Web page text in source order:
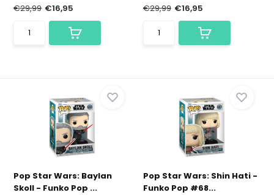
€29,99 €16,95
€29,99 €16,95
Pop Star Wars: Baylan
Skoll - Funko Pop ...
Pop Star Wars: Shin Hati -
Funko Pop #68...